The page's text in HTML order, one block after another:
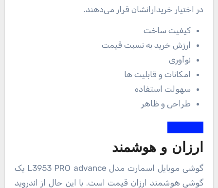
در اختیار خریدارانشان قرار می‌دهند.
کیفیت ساخت
ارزش خرید به نسبت قیمت
نوآوری
امکانات و قابلیت ها
سهولت استفاده
طراحی و ظاهر
ارزان و هوشمند
گوشی موبایل اسمارت مدل L3953 PRO advance یک
گوشی هوشمند ارزان قیمت است. با این حال از اندروید